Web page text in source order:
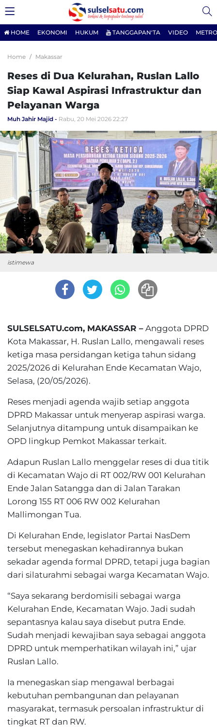
HOME EKONOMI HUKUM TANGGAPAN'TA VIDEO
Home Makassar
Reses di Dua Kelurahan, Ruslan Lallo
Siap Kawal Aspirasi Infrastruktur dan
Pelayanan Warga
Muh Jahir Majid Rabu, 20 Mei 2026 22:27
istimewa
SULSELSATU.com, MAKASSAR – Anggota DPRD
Kota Makassar, H. Ruslan Lallo, mengawali reses
ketiga masa persidangan ketiga tahun sidang
2025/2026 di Kelurahan Ende Kecamatan Wajo,
Selasa, (20/05/2026).
Reses menjadi agenda wajib setiap anggota
DPRD Makassar untuk menyerap aspirasi warga.
Selanjutnya ditampung untuk disampaikan ke
OPD lingkup Pemkot Makassar terkait.
Adapun Ruslan Lallo menggelar reses di dua titik
di Kecamatan Wajo di RT 002/RW 001 Kelurahan
Ende Jalan Satangga dan di Jalan Tarakan
Lorong 155 RT 006 RW 002 Kelurahan
Mallimongan Tua.
Di Kelurahan Ende, legislator Partai NasDem
tersebut menegaskan kehadirannya bukan
sekadar agenda formal DPRD, tetapi juga bagian
dari silaturahmi sebagai warga Kecamatan Wajo.
“Saya sekarang berdomisili sebagai warga
Kelurahan Ende, Kecamatan Wajo. Jadi sudah
sepantasnya kalau saya disebut putra Ende.
Sudah menjadi kewajiban saya sebagai anggota
DPRD untuk memperhatikan wilayah ini,” ujar
Ruslan Lallo.
Ia menegaskan siap mengawal berbagai
kebutuhan pembangunan dan pelayanan
masyarakat, termasuk persoalan infrastruktur di
tingkat RT dan RW.